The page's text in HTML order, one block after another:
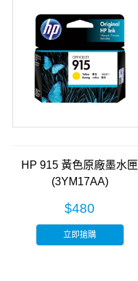
HP 915 黃色原廠墨水匣
(3YM17AA)
$480
立即搶購